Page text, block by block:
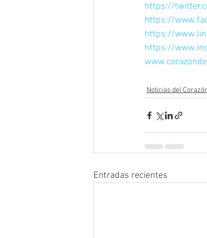
https://
https://
https://
https://
Noticias del
Entradas recientes